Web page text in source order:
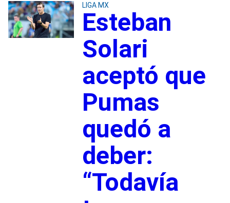
LIGA MX
Esteban
Solari
aceptó que
Pumas
quedó a
deber:
“Todavía